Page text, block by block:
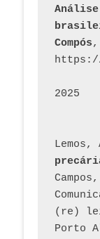
Compós,
https://
2025
Lemos,
(re)
Porto